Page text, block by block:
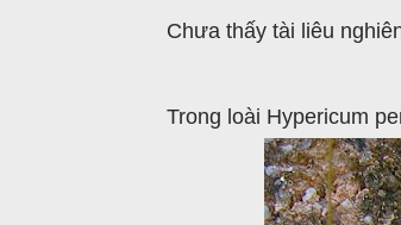
Chưa thấy tài liêu
Trong loài Hypericum